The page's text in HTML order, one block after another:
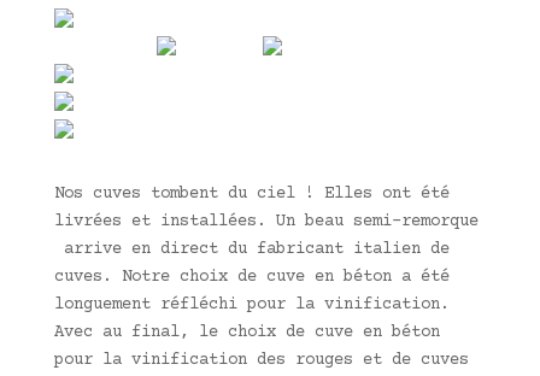
Nos cuves tombent du ciel ! Elles ont été
livrées et installées. Un beau semi-remorque
arrive en direct du fabricant italien de
cuves. Notre choix de cuve en béton a été
longuement réfléchi pour la vinification.
Avec au final, le choix de cuve en béton
pour la vinification des rouges et de cuves